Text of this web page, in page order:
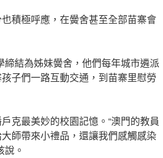
積極呼應，在黌舍甚至全部苗寨會
結為姊妹黌舍，他們每年城市遴派
子們一路互動交通，到苗寨里慰勞
克最美妙的校園記憶。“澳門的教員
師帶來小禮品，還讓我們感觸感染
。